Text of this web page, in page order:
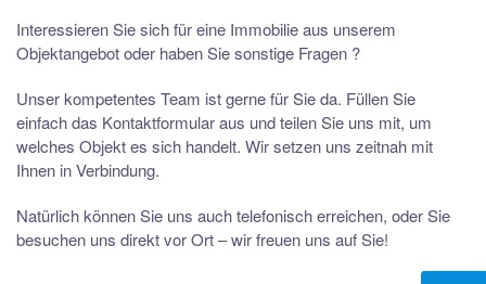
Interessieren Sie sich für eine Immobilie aus unserem
Objektangebot oder haben Sie sonstige Fragen ?
Unser kompetentes Team ist gerne für Sie da. Füllen Sie
einfach das Kontaktformular aus und teilen Sie uns mit, um
welches Objekt es sich handelt. Wir setzen uns zeitnah mit
Ihnen in Verbindung.
Natürlich können Sie uns auch telefonisch erreichen, oder Sie
besuchen uns direkt vor Ort – wir freuen uns auf Sie!